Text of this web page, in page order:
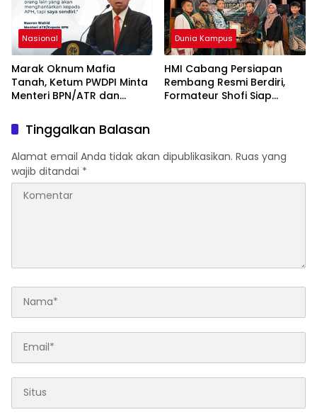
Nasional
Marak Oknum Mafia
Tanah, Ketum PWDPI Minta
Menteri BPN/ATR dan
Karimun Kepri
Dunia Kampus
HMI Cabang Persiapan
Rembang Resmi Berdiri,
Formateur Shofi Siap
Tinggalkan Balasan
Alamat email Anda tidak akan dipublikasikan. Ruas yang
wajib ditandai *